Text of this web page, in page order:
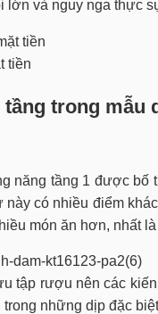
lớn và nguy nga thực
tiền
tầng trong
năng tầng 1 được
này có nhiều điểm
món ăn hơn, nhất
tập rượu nên các
những dịp đặc